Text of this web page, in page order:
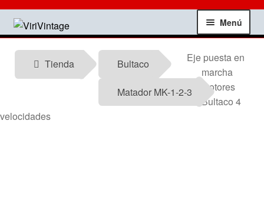
Ir
a
navegación
Ir
al
Menú
Tienda
Contactar
Tienda Bultaco
Matador MK-1-2-3
Eje puesta en
marcha
motores
Bultaco 4
velocidades